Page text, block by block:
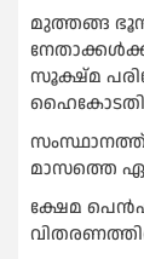
മുത്തങ്ങ
സൂക്ഷ്മ
ഹൈകോടതി
മാസത്തെ
ക്ഷേമ